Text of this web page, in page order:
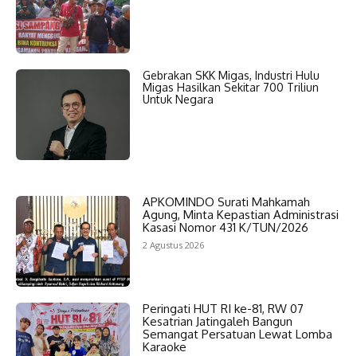
Gebrakan SKK Migas, Industri Hulu
Migas Hasilkan Sekitar 700 Triliun
Untuk Negara
APKOMINDO Surati Mahkamah
Agung, Minta Kepastian Administrasi
Kasasi Nomor 431 K/TUN/2026
2 Agustus 2026
Peringati HUT RI ke-81, RW 07
Kesatrian Jatingaleh Bangun
Semangat Persatuan Lewat Lomba
Karaoke